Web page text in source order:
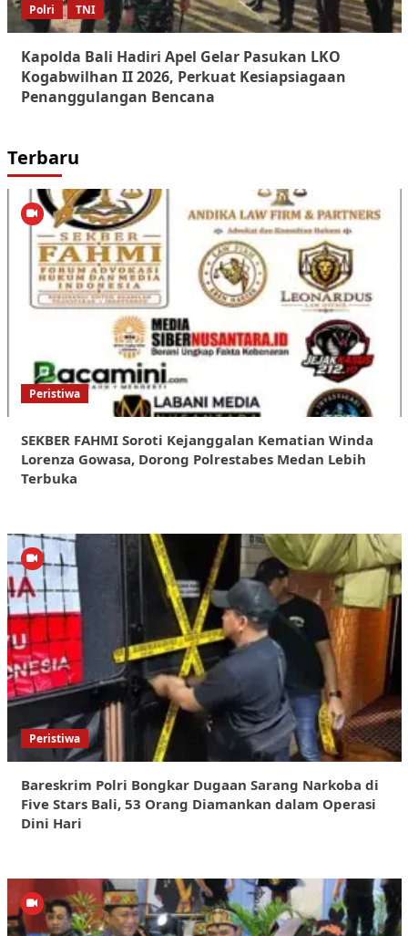
Polri TNI
Kapolda Bali Hadiri Apel Gelar Pasukan LKO
Kogabwilhan II 2026, Perkuat Kesiapsiagaan
Penanggulangan Bencana
Terbaru
Peristiwa
SEKBER FAHMI Soroti Kejanggalan Kematian Winda
Lorenza Gowasa, Dorong Polrestabes Medan Lebih
Terbuka
Peristiwa
Bareskrim Polri Bongkar Dugaan Sarang Narkoba di
Five Stars Bali, 53 Orang Diamankan dalam Operasi
Dini Hari